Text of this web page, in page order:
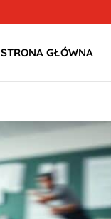
STRONA GŁÓWNA